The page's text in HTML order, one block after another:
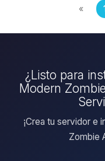
«
¿Listo para
Modern
¡Crea tu servidor e
Zombie